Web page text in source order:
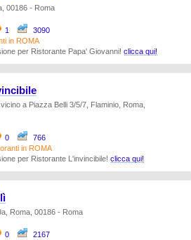
00186 - Roma
1
3090
in ROMA
per Ristorante Papa' Giovanni! clicca qui!
a Piazza Belli 3/5/7, Flaminio, Roma,
0
766
in ROMA
per Ristorante L'invincibile! clicca qui!
Roma, 00186 - Roma
0
2167